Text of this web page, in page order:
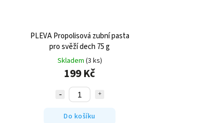
PLEVA Propolisová zubní pasta
pro svěží dech 75 g
Skladem (3 ks)
199 Kč
Do košíku